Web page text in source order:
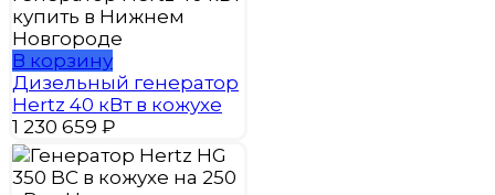
В корзину
Дизельный генератор
Hertz 40 кВт в кожухе
1 230 659 ₽